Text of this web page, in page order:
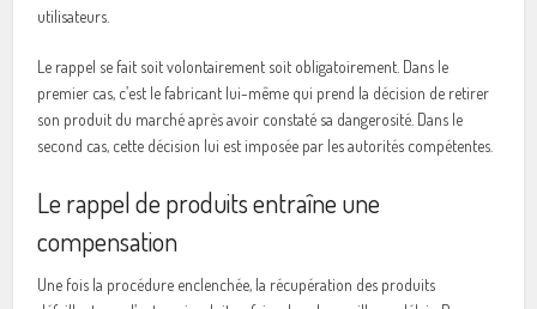
utilisateurs.
Le rappel se fait soit volontairement soit obligatoirement. Dans le
premier cas, c’est le fabricant lui-même qui prend la décision de retirer
son produit du marché après avoir constaté sa dangerosité. Dans le
second cas, cette décision lui est imposée par les autorités compétentes.
Le rappel de produits entraîne une
compensation
Une fois la procédure enclenchée, la récupération des produits